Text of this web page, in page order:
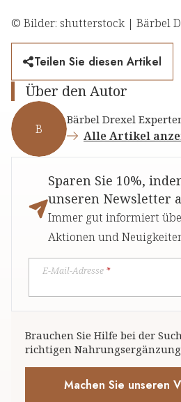
© Bilder: shutterstock | Bärbel
Teilen Sie diesen Artikel
Über den Autor
B
Bärbel Drexel
Alle Artikel
Sparen Sie 10%,
unseren Newsletter
Immer gut informiert
Aktionen und
E-Mail-Adresse *
Brauchen Sie Hilfe bei der
richtigen
Machen Sie unseren